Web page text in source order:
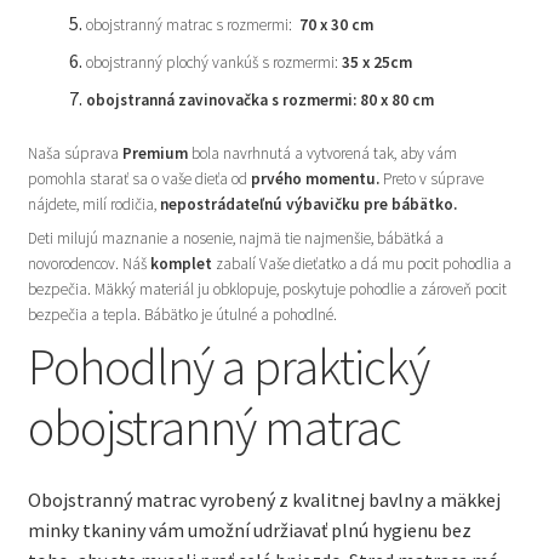
obojstranný matrac s rozmermi: 70 x 30 cm
obojstranný plochý vankúš s rozmermi: 35 x 25cm
obojstranná zavinovačka s rozmermi: 80 x 80 cm
Naša súprava Premiumbola navrhnutá a vytvorená tak, aby vám
pomohla starať sa o vaše dieťa od prvého momentu. Preto v súprave
nájdete, milí rodičia, nepostrádateľnú výbavičku pre bábätko.
Deti milujú maznanie a nosenie, najmä tie najmenšie, bábätká a
novorodencov. Náš komplet zabalí Vaše dieťatko a dá mu pocit pohodlia a
bezpečia. Mäkký materiál ju obklopuje, poskytuje pohodlie a zároveň pocit
bezpečia a tepla. Bábätko je útulné a pohodlné.
Pohodlný a praktický
obojstranný matrac
Obojstranný matrac vyrobený z kvalitnej bavlny a mäkkej
minky tkaniny vám umožní udržiavať plnú hygienu bez